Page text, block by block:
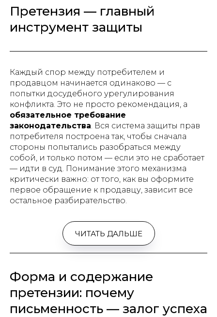
Претензия — главный
инструмент защиты
Каждый спор между потребителем и
продавцом начинается одинаково — с
попытки досудебного урегулирования
конфликта. Это не просто рекомендация, а
обязательное требование
законодательства. Вся система защиты прав
потребителя построена так, чтобы сначала
стороны попытались разобраться между
собой, и только потом — если это не сработает
— идти в суд. Понимание этого механизма
критически важно: от того, как вы оформите
первое обращение к продавцу, зависит все
остальное разбирательство.
ЧИТАТЬ ДАЛЬШЕ
Форма и содержание
претензии: почему
письменность — залог успеха